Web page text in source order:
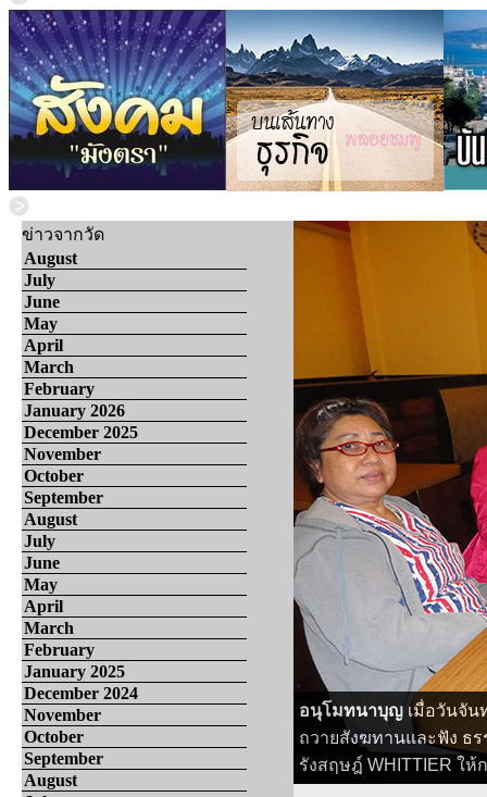
ข่าวจากวัด
August
July
June
May
April
March
February
January 2026
December 2025
November
October
September
August
July
June
May
April
March
February
January 2025
December 2024
November
October
September
August
อนุโมทนาบุญ เมื่อวันจัน
ถวายสังฆทานและฟัง ธร
รังสฤษฎ์ WHITTIER ให้